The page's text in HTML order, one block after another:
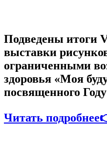
Подведены итоги
выставки
ограниченными
здоровья «Моя
посвященного
Читать